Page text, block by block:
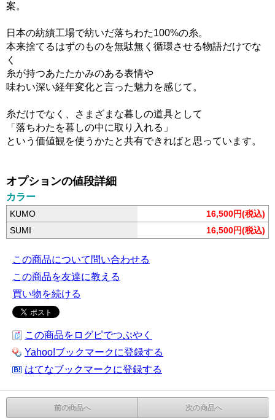
案。
日本の紡績工場で紡いだ落ちわた100%の糸。
本来捨てるはずのものを無駄無く循環させる物語だけでな
く
糸が持つあたたかみのある表情や
味わい深い経年変化と言った魅力を感じて。
糸だけでなく、さまざまな暮しの道具として
「落ちわたを暮しの中に取り入れる」
という価値観を使うかたと共有できればと思っています。
オプションの値段詳細
カラー
KUMO
16,500円(税込)
SUMI
16,500円(税込)
この商品について問い合わせる
この商品を友達に教える
買い物を続ける
この商品をログピでつぶやく
Yahoo!ブックマークに登録する
はてなブックマークに登録する
前の商品へ 次の商品へ